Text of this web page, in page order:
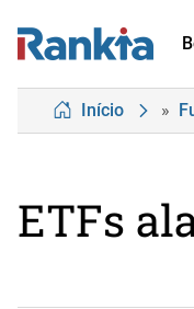
Início »
ETFs